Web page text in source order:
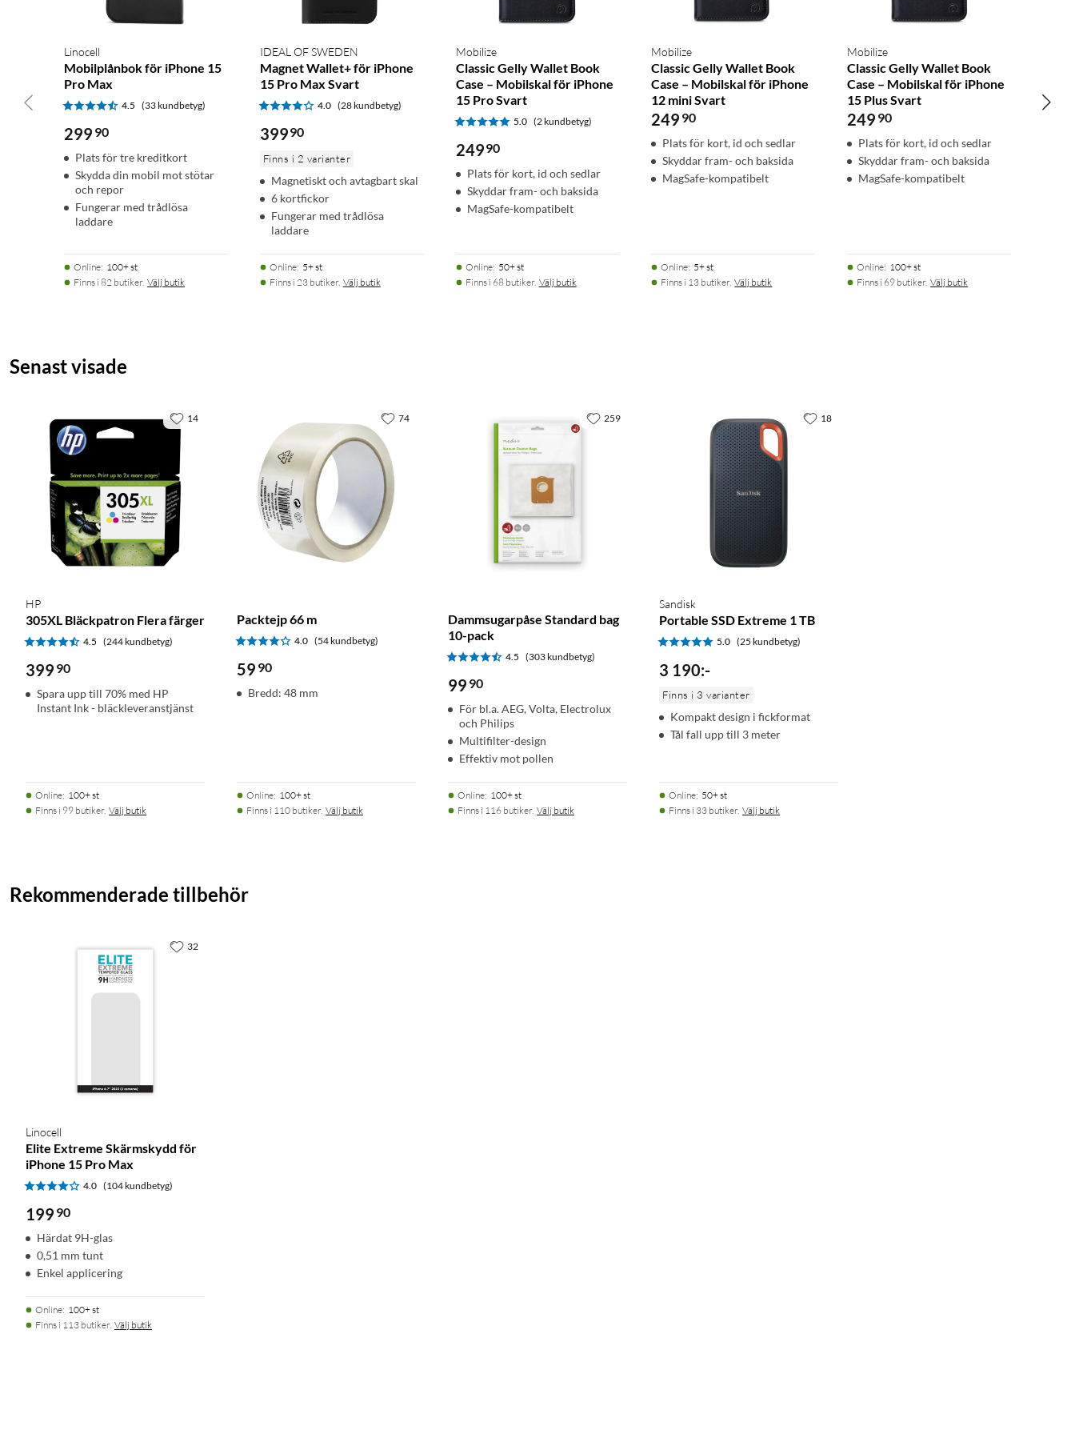
Linocell
Mobilplånbok för iPhone 15
Pro Max
4.5 (33 kundbetyg)
299 90
Plats för tre kreditkort
Skydda din mobil mot stötar
och repor
Fungerar med trådlösa
laddare
Online: 100+ st
Finns i 82 butiker. Välj butik
IDEAL OF SWEDEN
Magnet Wallet+ för iPhone
15 Pro Max Svart
4.0 (28 kundbetyg)
39990
Finns i 2 varianter
Magnetiskt och avtagbart skal
6 kortfickor
Fungerar med trådlösa
laddare
Online: 5+ st
Finns i 23 butiker. Välj butik
Mobilize
Classic Gelly Wallet Book
Case – Mobilskal för iPhone
15 Pro Svart
5.0 (2 kundbetyg)
24990
Plats för kort, id och sedlar
Skyddar fram- och baksida
MagSafe-kompatibelt
Online: 50+ st
Finns i 68 butiker. Välj butik
Mobilize
Classic Gelly Wallet Book
Case – Mobilskal för iPhone
12 mini Svart
249 90
Plats för kort, id och sedlar
Skyddar fram- och baksida
MagSafe-kompatibelt
Online: 5+ st
Finns i 13 butiker. Välj butik
Mobilize
Classic Gelly Wallet Book
Case – Mobilskal för iPhone
15 Plus Svart
249 90
Plats för kort, id och sedlar
Skyddar fram- och baksida
MagSafe-kompatibelt
Online: 100+ st
Finns i 69 butiker. Välj butik
Senast visade
HP
305XL Bläckpatron Flera färger
4.5 (244 kundbetyg)
399 90
Spara upp till 70% med HP
Instant Ink - bläckleveranstjänst
Online: 100+ st
Finns i 99 butiker. Välj butik
14
Packtejp 66 m
4.0 (54 kundbetyg)
59 90
Bredd: 48 mm
Online: 100+ st
Finns i 110 butiker. Välj butik
74
Dammsugarpåse Standard bag
10-pack
4.5 (303 kundbetyg)
99 90
För bl.a. AEG, Volta, Electrolux
och Philips
Multifilter-design
Effektiv mot pollen
Online: 100+ st
Finns i 116 butiker. Välj butik
259
Sandisk
Portable SSD Extreme 1 TB
5.0 (25 kundbetyg)
3 190:-
Finns i 3 varianter
Kompakt design i fickformat
Tål fall upp till 3 meter
Online: 50+ st
Finns i 33 butiker. Välj butik
18
Rekommenderade tillbehör
Linocell
Elite Extreme Skärmskydd för
iPhone 15 Pro Max
4.0 (104 kundbetyg)
199 90
Härdat 9H-glas
0,51 mm tunt
Enkel applicering
Online: 100+ st
Finns i 113 butiker. Välj butik
32